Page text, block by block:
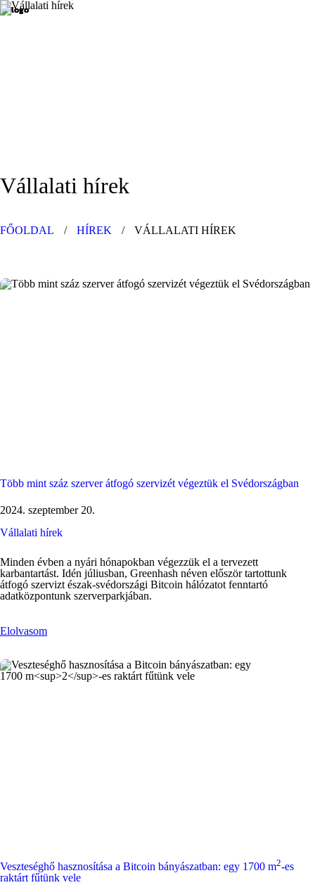
Vállalati hírek
FŐOLDAL / HÍREK / VÁLLALATI HÍREK
Több mint száz szerver átfogó szervizét végeztük el Svédországban
2024. szeptember 20.
Vállalati hírek
Minden évben a nyári hónapokban végezzük el a tervezett
karbantartást. Idén júliusban, Greenhash néven először tartottunk
átfogó szervizt észak-svédországi Bitcoin hálózatot fenntartó
adatközpontunk szerverparkjában.
Elolvasom
Veszteséghő hasznosítása a Bitcoin bányászatban: egy 1700 m2-es
raktárt fűtünk vele